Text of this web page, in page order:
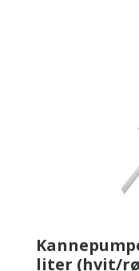
liter (hvit/